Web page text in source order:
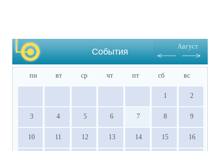
События
Август
пн вт ср чт пт сб вс
1 2
3 4 5 6 7 8 9
10 11 12 13 14 15 16